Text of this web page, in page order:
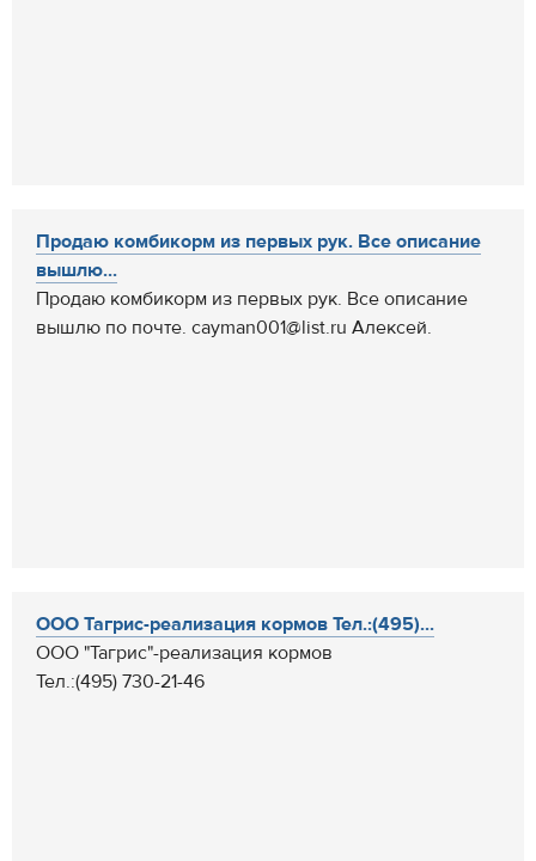
Продаю комбикорм из первых рук. Все описание
вышлю...
Продаю комбикорм из первых рук. Все описание
вышлю по почте. cayman001@list.ru Алексей.
ООО Тагрис-реализация кормов Тел.:(495)...
ООО "Тагрис"-реализация кормов
Тел.:(495) 730-21-46